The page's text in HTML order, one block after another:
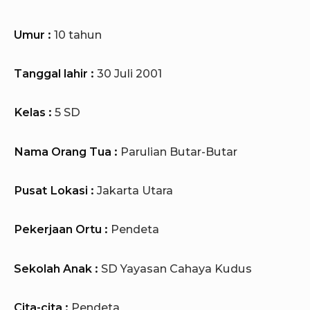
Umur : 10 tahun
Tanggal lahir : 30 Juli 2001
Kelas : 5 SD
Nama Orang Tua : Parulian Butar-Butar
Pusat Lokasi : Jakarta Utara
Pekerjaan Ortu : Pendeta
Sekolah Anak : SD Yayasan Cahaya Kudus
Cita-cita : Pendeta